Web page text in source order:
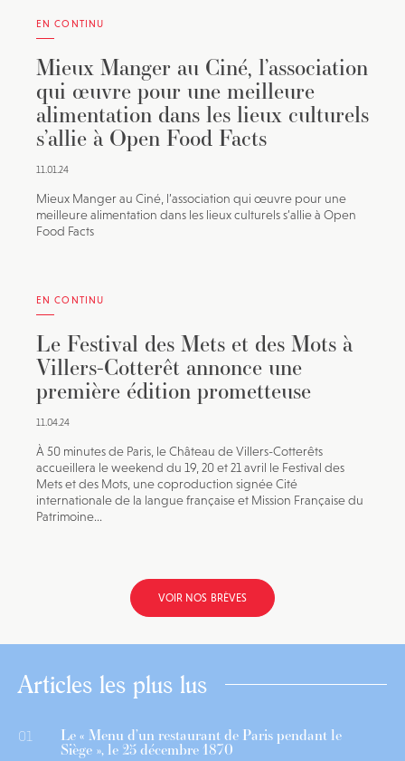
EN CONTINU
Mieux Manger au Ciné, l’association
qui œuvre pour une meilleure
alimentation dans les lieux culturels
s’allie à Open Food Facts
11.01.24
Mieux Manger au Ciné, l’association qui œuvre pour une
meilleure alimentation dans les lieux culturels s’allie à Open
Food Facts
EN CONTINU
Le Festival des Mets et des Mots à
Villers-Cotterêt annonce une
première édition prometteuse
11.04.24
À 50 minutes de Paris, le Château de Villers-Cotterêts
accueillera le weekend du 19, 20 et 21 avril le Festival des
Mets et des Mots, une coproduction signée Cité
internationale de la langue française et Mission Française du
Patrimoine...
VOIR NOS BRÈVES
Articles les plus lus
01 Le « Menu d’un restaurant de Paris pendant le
Siège », le 25 décembre 1870